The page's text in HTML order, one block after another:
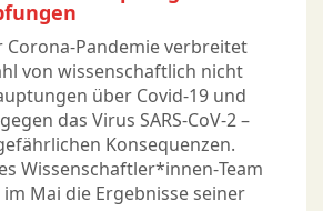
Corona-Pandemie verbreitet
von wissenschaftlich nicht
über Covid-19 und
das Virus SARS-CoV-2 –
Konsequenzen.
Wissenschaftler*innen-Team
Mai die Ergebnisse seiner